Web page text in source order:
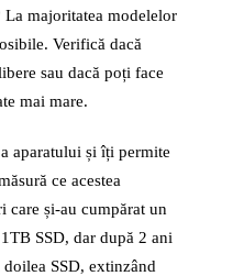
majoritatea modelelor
Verifică dacă
sau dacă poți face
mai mare.
aparatului și îți permite
ce acestea
care și-au cumpărat un
SSD, dar după 2 ani
SSD, extinzând